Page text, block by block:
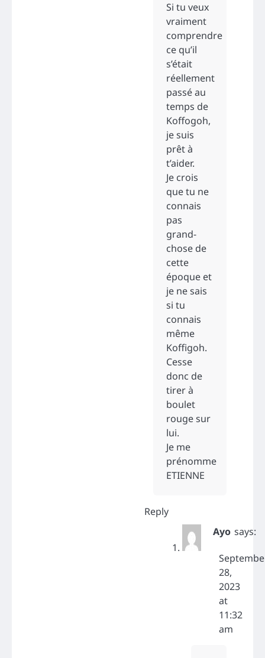
Si tu veux
vraiment
comprendre
ce qu’il
s’était
réellement
passé au
temps de
Koffogoh,
je suis
prêt à
t’aider.
Je crois
que tu ne
connais
pas
grand-
chose de
cette
époque et
je ne sais
si tu
connais
même
Koffigoh.
Cesse
donc de
tirer à
boulet
rouge sur
lui.
Je me
prénomme
ETIENNE
Reply
Ayo says:
28,
2023
at
11:32
am